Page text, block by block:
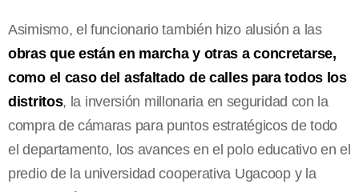
Asimismo, el funcionario también hizo alusión a las
obras que están en marcha y otras a concretarse,
como el caso del asfaltado de calles para todos los
distritos, la inversión millonaria en seguridad con la
compra de cámaras para puntos estratégicos de todo
el departamento, los avances en el polo educativo en el
predio de la universidad cooperativa Ugacoop y la